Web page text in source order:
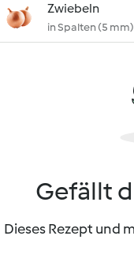
Zwiebeln
in Spalten (5 mm)
Gefällt
Dieses Rezept und